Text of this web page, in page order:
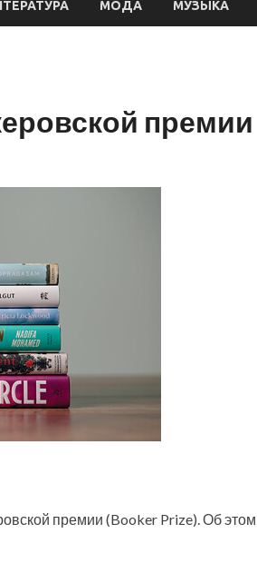
МОДА МУЗЫКА
премии
премии (Booker Prize). Об этом